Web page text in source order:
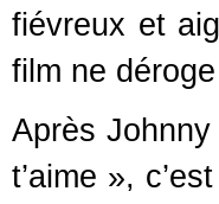
fiévreux et
film ne
Après
t’aime »,